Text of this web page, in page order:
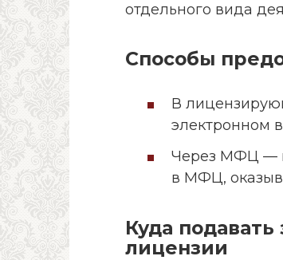
отдельного вида
Способы
В
электронном
Через МФЦ —
в МФЦ,
Куда
лицензии